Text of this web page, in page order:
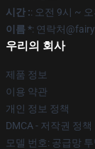
시간 :: 오전 9시 ~
이름 *: 연락처
우리의 회사
제품 정보
이용 약관
개인 정보 정책
DMCA - 저작권 정책
모델 번호: 공급망